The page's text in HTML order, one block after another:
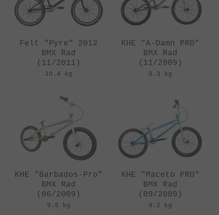
Felt "Pyre" 2012
BMX Rad
(11/2011)
10.4 kg
KHE "A-Damn PRO"
BMX Rad
(11/2009)
8.3 kg
KHE "Barbados-Pro"
BMX Rad
(06/2009)
9.5 kg
KHE "Maceto PRO"
BMX Rad
(09/2009)
9.2 kg